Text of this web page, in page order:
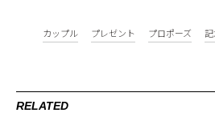
カップル プレゼント プロポーズ 記
RELATED